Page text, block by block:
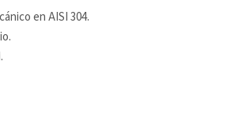
en AISI 304.